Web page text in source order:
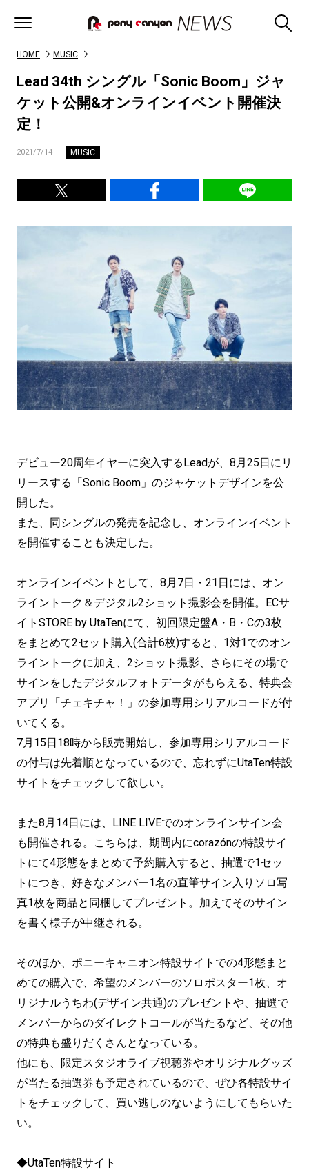
HOME MUSIC
Lead 34th シングル「Sonic Boom」ジャ
ケット公開&オンラインイベント開催決
定！
2021/7/14 MUSIC
デビュー20周年イヤーに突入するLeadが、8月25日にリ
リースする「Sonic Boom」のジャケットデザインを公
開した。
また、同シングルの発売を記念し、オンラインイベント
を開催することも決定した。
オンラインイベントとして、8月7日・21日には、オン
ライントーク＆デジタル2ショット撮影会を開催。ECサ
イトSTORE by UtaTenにて、初回限定盤A・B・Cの3枚
をまとめて2セット購入(合計6枚)すると、1対1でのオン
ライントークに加え、2ショット撮影、さらにその場で
サインをしたデジタルフォトデータがもらえる、特典会
アプリ「チェキチャ！」の参加専用シリアルコードが付
いてくる。
7月15日18時から販売開始し、参加専用シリアルコード
の付与は先着順となっているので、忘れずにUtaTen特設
サイトをチェックして欲しい。
また8月14日には、LINE LIVEでのオンラインサイン会
も開催される。こちらは、期間内にcorazónの特設サイ
トにて4形態をまとめて予約購入すると、抽選で1セッ
トにつき、好きなメンバー1名の直筆サイン入りソロ写
真1枚を商品と同梱してプレゼント。加えてそのサイン
を書く様子が中継される。
そのほか、ポニーキャニオン特設サイトでの4形態まと
めての購入で、希望のメンバーのソロポスター1枚、オ
リジナルうちわ(デザイン共通)のプレゼントや、抽選で
メンバーからのダイレクトコールが当たるなど、その他
の特典も盛りだくさんとなっている。
他にも、限定スタジオライブ視聴券やオリジナルグッズ
が当たる抽選券も予定されているので、ぜひ各特設サイ
トをチェックして、買い逃しのないようにしてもらいた
い。
◆UtaTen特設サイト